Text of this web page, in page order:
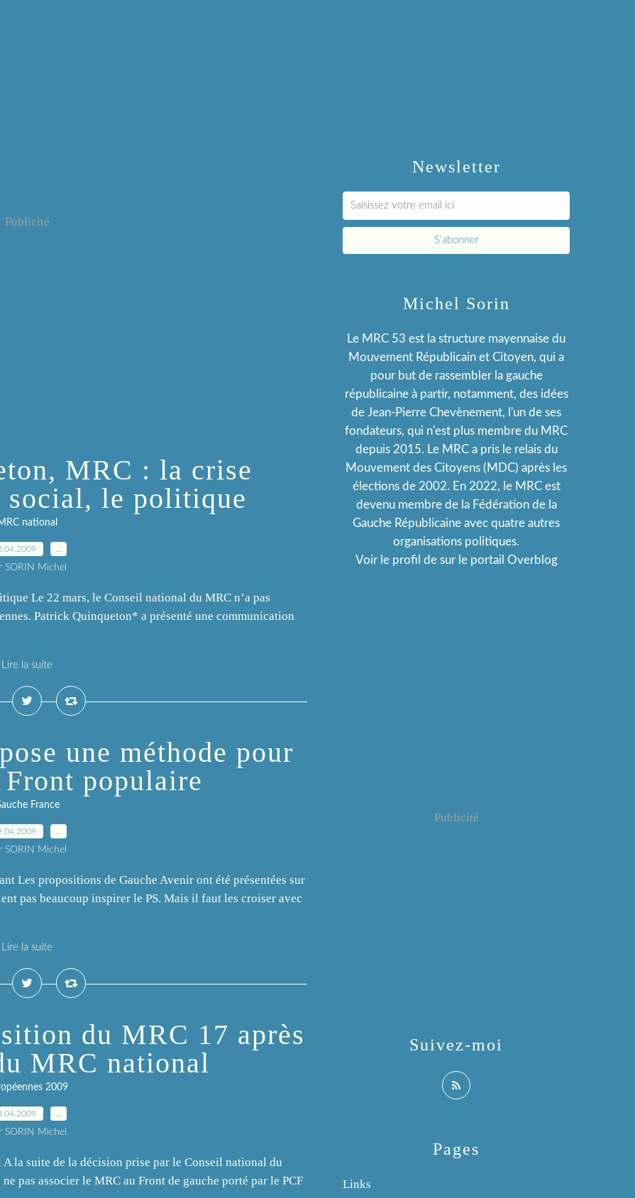
Publicité
MRC : la crise
social, le politique
national
SORIN Michel
Le 22 mars, le Conseil national du MRC n’a pas
Patrick Quinqueton* a présenté une communication
Lire la suite
une méthode pour
populaire
France
SORIN Michel
Les propositions de Gauche Avenir ont été présentées sur
pas beaucoup inspirer le PS. Mais il faut les croiser avec
Lire la suite
du MRC 17 après
MRC national
2009
SORIN Michel
la suite de la décision prise par le Conseil national du
pas associer le MRC au Front de gauche porté par le PCF
Newsletter
Pages
Links
Michel Sorin
Le MRC 53 est la structure mayennaise du
Mouvement Républicain et Citoyen, qui a
pour but de rassembler la gauche
républicaine à partir, notamment, des idées
de Jean-Pierre Chevènement, l'un de ses
fondateurs, qui n'est plus membre du MRC
depuis 2015. Le MRC a pris le relais du
Mouvement des Citoyens (MDC) après les
élections de 2002. En 2022, le MRC est
devenu membre de la Fédération de la
Gauche Républicaine avec quatre autres
organisations politiques.
Voir le profil de sur le portail Overblog
Suivez-moi
Publicité